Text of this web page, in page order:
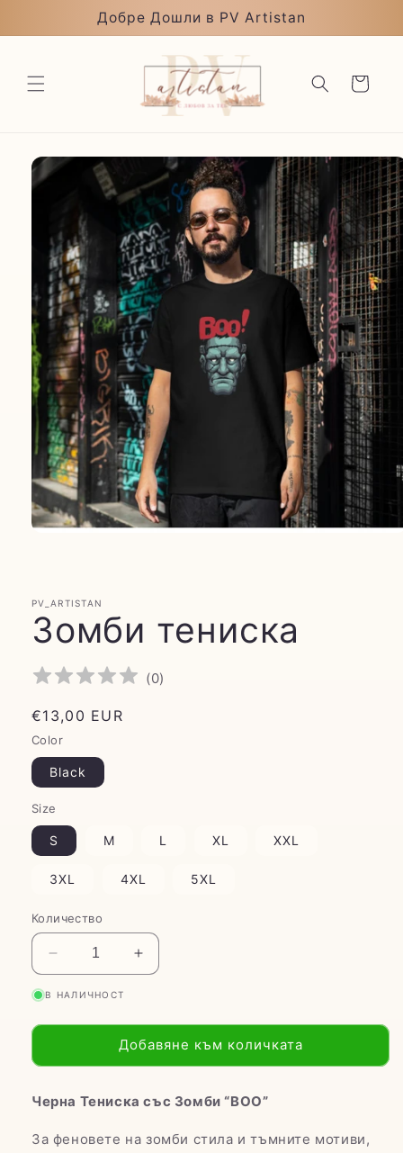
съдържанието
Добре Дошли в PV Artistan
Количка
Прескочи към
информацията
за продукта
PV_ARTISTAN
Зомби тениска
(0)
Обичайна
цена
€13,00 EUR
Color
Black
Size
S M L XL XXL
3XL 4XL 5XL
Количество
Намаляване
на
количеството
Увеличаване
на
Зомби
тениска
В НАЛИЧНОСТ
Добавяне към количката
Черна Тениска със Зомби “ВОО”
За феновете на зомби стила и тъмните мотиви,